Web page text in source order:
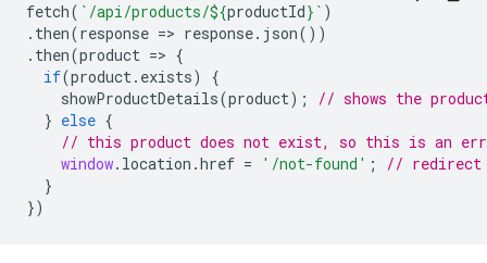
fetch( `/api/products/${productId} ` )
. then(response => response. json())
. then(product => {
if(product. exists)
{
showProductDetails(product);
// shows the
} else {
// this product does not exist, so this is an
window. location .href = '/not-found' ;
// redirect
}
})